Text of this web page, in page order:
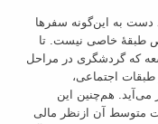
دست به این‌گونه سفرها
طبقۀ خاصی نیست. تا
که گردشگری در مراحل
طبقات اجتماعی،
هم‌چنین این
متوسط آن ازنظر مالی